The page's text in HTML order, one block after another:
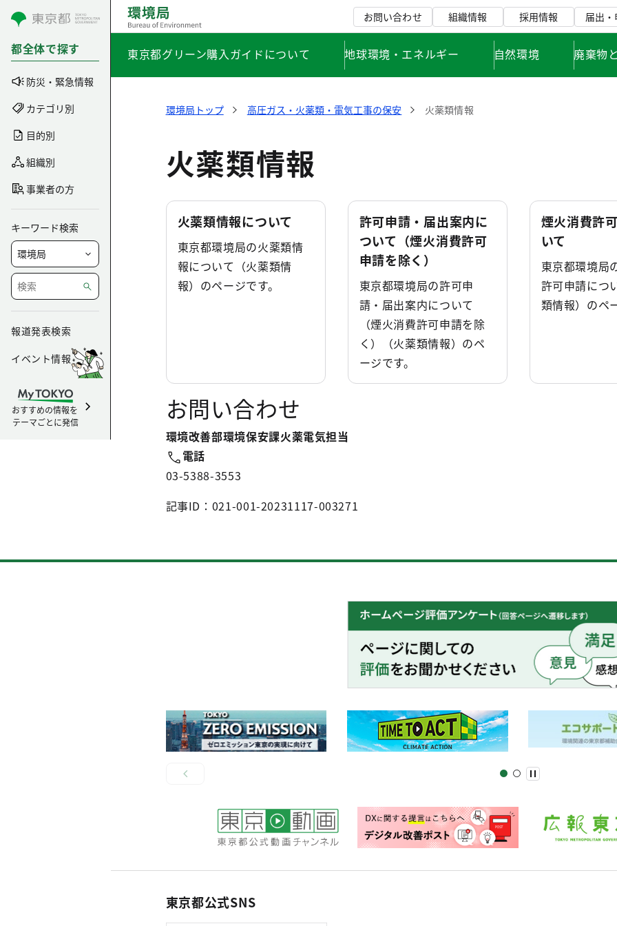
コンテンツにスキップ
都全体で探す
防災・緊急情報
カテゴリ別
目的別
組織別
事業者の方
キーワード検索
報道発表検索
イベント情報
おすすめの情報を
テーマごとに発信
お問い合わせ 組織情報 採用情報 届出
東京都グリーン購入ガイドについて 地球環境・エネルギー 自然環境 廃棄物
環境局トップ 高圧ガス・火薬類・電気工事の保安 火薬類情報
火薬類情報
火薬類情報について
東京都環境局の火薬類情
報について（火薬類情
報）のページです。
許可申請・届出案内に
ついて（煙火消費許可
申請を除く）
東京都環境局の許可申
請・届出案内について
（煙火消費許可申請を除
く）（火薬類情報）のペ
ージです。
煙火消費許
いて
東京都環境局
許可申請につ
類情報）のペ
お問い合わせ
環境改善部環境保安課火薬電気担当
電話
03-5388-3553
記事ID：021-001-20231117-003271
東京都公式SNS